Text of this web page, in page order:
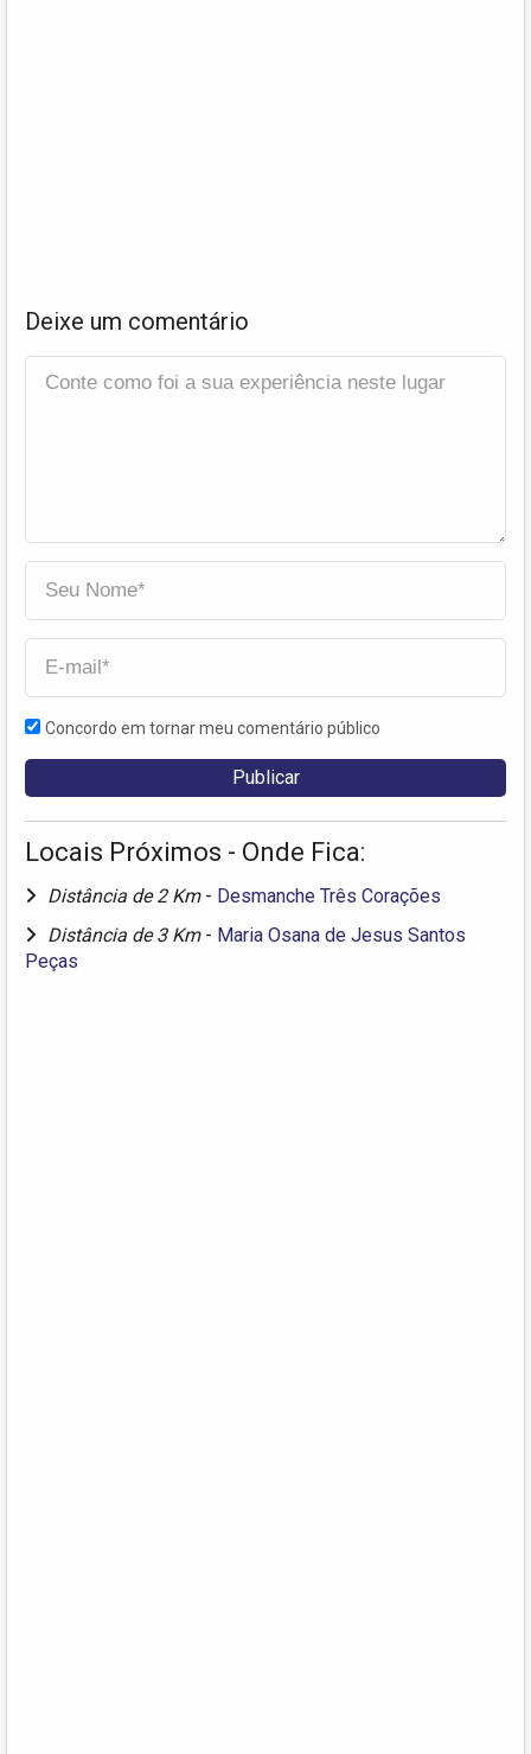
Deixe um comentário
Concordo em tornar meu comentário público
Locais Próximos - Onde Fica:
Distância de 2 Km - Desmanche Três Corações
Distância de 3 Km - Maria Osana de Jesus Santos
Peças